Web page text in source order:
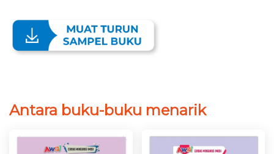
Antara buku-buku menarik